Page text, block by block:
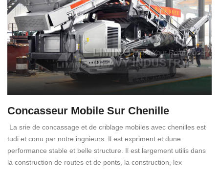
Concasseur Mobile Sur Chenille
La srie de concassage et de criblage mobiles avec chenilles est
tudi et conu par notre ingnieurs. Il est expriment et dune
performance stable et belle structure. Il est largement utilis dans
la construction de routes et de ponts, la construction, lex